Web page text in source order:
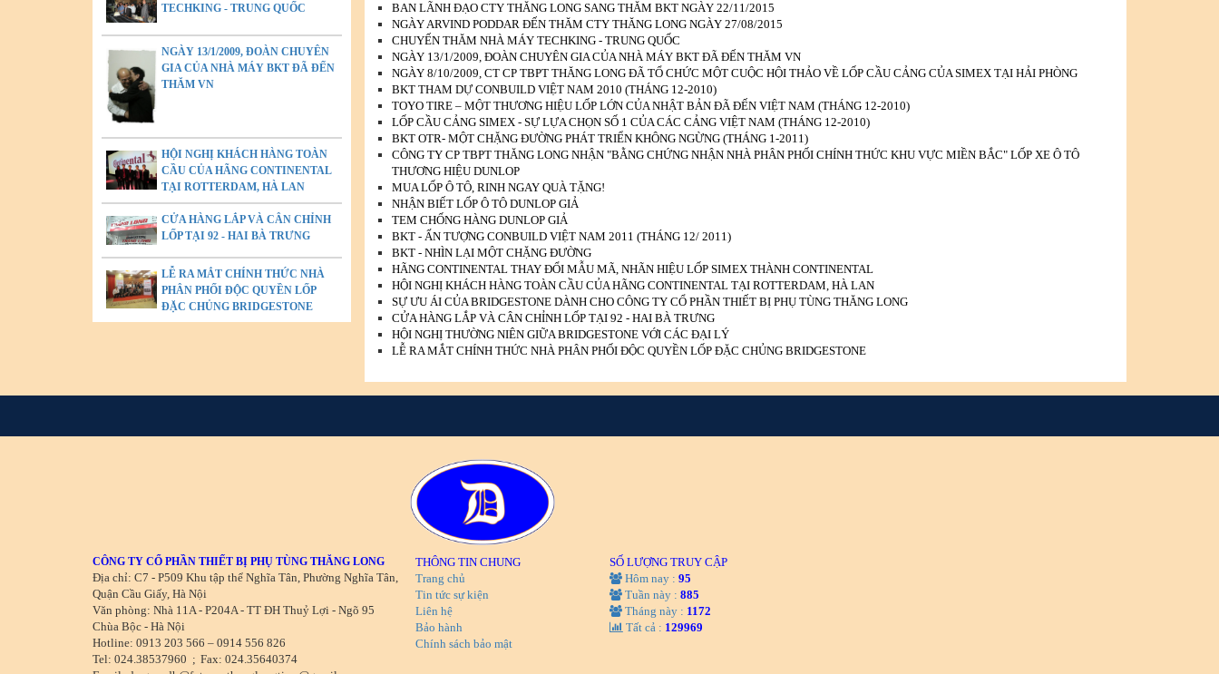
TECHKING - TRUNG QUỐC
NGÀY 13/1/2009, ĐOÀN CHUYÊN
GIA CỦA NHÀ MÁY BKT ĐÃ ĐẾN
THĂM VN
HỘI NGHỊ KHÁCH HÀNG TOÀN
CẦU CỦA HÃNG CONTINENTAL
TẠI ROTTERDAM, HÀ LAN
CỬA HÀNG LẮP VÀ CÂN CHỈNH
LỐP TẠI 92 - HAI BÀ TRƯNG
LỄ RA MẮT CHÍNH THỨC NHÀ
PHÂN PHỐI ĐỘC QUYỀN LỐP
ĐẶC CHỦNG BRIDGESTONE
BAN LÃNH ĐẠO CTY THĂNG LONG SANG THĂM BKT NGÀY 22/11/2015
NGÀY ARVIND PODDAR ĐẾN THĂM CTY THĂNG LONG NGÀY 27/08/2015
CHUYẾN THĂM NHÀ MÁY TECHKING - TRUNG QUỐC
NGÀY 13/1/2009, ĐOÀN CHUYÊN GIA CỦA NHÀ MÁY BKT ĐÃ ĐẾN THĂM VN
NGÀY 8/10/2009, CT CP TBPT THĂNG LONG ĐÃ TỔ CHỨC MỘT CUỘC HỘI THẢO VỀ LỐP CẦU CẢNG CỦA SIMEX TẠI HẢI PHÒNG
BKT THAM DỰ CONBUILD VIỆT NAM 2010 (THÁNG 12-2010)
TOYO TIRE – MỘT THƯƠNG HIỆU LỐP LỚN CỦA NHẬT BẢN ĐÃ ĐẾN VIỆT NAM (THÁNG 12-2010)
LỐP CẦU CẢNG SIMEX - SỰ LỰA CHỌN SỐ 1 CỦA CÁC CẢNG VIỆT NAM (THÁNG 12-2010)
BKT OTR- MỘT CHẶNG ĐƯỜNG PHÁT TRIỂN KHÔNG NGỪNG (THÁNG 1-2011)
CÔNG TY CP TBPT THĂNG LONG NHẬN "BẰNG CHỨNG NHẬN NHÀ PHÂN PHỐI CHÍNH THỨC KHU VỰC MIỀN BẮC" LỐP XE Ô TÔ
THƯƠNG HIỆU DUNLOP
MUA LỐP Ô TÔ, RINH NGAY QUÀ TẶNG!
NHẬN BIẾT LỐP Ô TÔ DUNLOP GIẢ
TEM CHỐNG HÀNG DUNLOP GIẢ
BKT - ẤN TƯỢNG CONBUILD VIỆT NAM 2011 (THÁNG 12/ 2011)
BKT - NHÌN LẠI MỘT CHẶNG ĐƯỜNG
HÃNG CONTINENTAL THAY ĐỔI MẪU MÃ, NHÃN HIỆU LỐP SIMEX THÀNH CONTINENTAL
HỘI NGHỊ KHÁCH HÀNG TOÀN CẦU CỦA HÃNG CONTINENTAL TẠI ROTTERDAM, HÀ LAN
SỰ ƯU ÁI CỦA BRIDGESTONE DÀNH CHO CÔNG TY CỔ PHẦN THIẾT BỊ PHỤ TÙNG THĂNG LONG
CỬA HÀNG LẮP VÀ CÂN CHỈNH LỐP TẠI 92 - HAI BÀ TRƯNG
HỘI NGHỊ THƯỜNG NIÊN GIỮA BRIDGESTONE VỚI CÁC ĐẠI LÝ
LỄ RA MẮT CHÍNH THỨC NHÀ PHÂN PHỐI ĐỘC QUYỀN LỐP ĐẶC CHỦNG BRIDGESTONE
CÔNG TY CỔ PHẦN THIẾT BỊ PHỤ TÙNG THĂNG LONG
Địa chỉ: C7 - P509 Khu tập thể Nghĩa Tân, Phường Nghĩa Tân,
Quận Cầu Giấy, Hà Nội
Văn phòng: Nhà 11A - P204A - TT ĐH Thuỷ Lợi - Ngõ 95
Chùa Bộc - Hà Nội
Hotline: 0913 203 566 – 0914 556 826
Tel: 024.38537960 ; Fax: 024.35640374
THÔNG TIN CHUNG
Trang chủ
Tin tức sự kiện
Liên hệ
Bảo hành
Chính sách bảo mật
SỐ LƯỢNG TRUY CẬP
Hôm nay : 95
Tuần này : 885
Tháng này : 1172
Tất cả : 129969